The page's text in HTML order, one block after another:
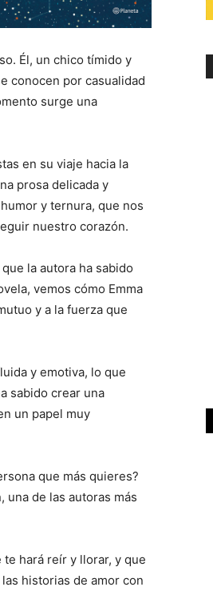
Él, un chico tímido y
conocen por casualidad
surge una
en su viaje hacia la
prosa delicada y
y ternura, que nos
nuestro corazón.
la autora ha sabido
vemos cómo Emma
y a la fuerza que
y emotiva, lo que
sabido crear una
un papel muy
que más quieres?
una de las autoras más
hará reír y llorar, y que
historias de amor con